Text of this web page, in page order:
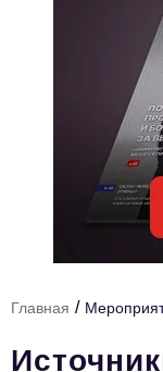
Ниши и рынки
Технологии и
Тема номера
HR
Главная /